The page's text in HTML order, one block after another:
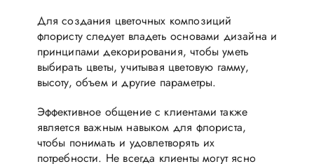
Для создания цветочных композиций
флористу следует владеть основами дизайна и
принципами декорирования, чтобы уметь
выбирать цветы, учитывая цветовую гамму,
высоту, объем и другие параметры.
Эффективное общение с клиентами также
является важным навыком для флориста,
чтобы понимать и удовлетворять их
потребности. Не всегда клиенты могут ясно